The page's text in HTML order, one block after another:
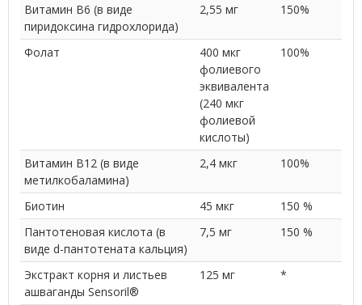
Витамин B6 (в виде
пиридоксина гидрохлорида)
2,55 мг 150%
Фолат
400 мкг
фолиевого
эквивалента
(240 мкг
фолиевой
кислоты)
100%
Витамин B12 (в виде
метилкобаламина)
2,4 мкг 100%
Биотин 45 мкг
150 %
Пантотеновая кислота (в
виде d-пантотената кальция)
7,5 мг 150 %
Экстракт корня и листьев
ашваганды Sensoril®
125 мг *